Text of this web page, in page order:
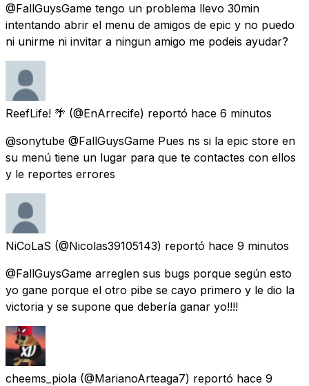
@FallGuysGame tengo un problema llevo 30min
intentando abrir el menu de amigos de epic y no puedo
ni unirme ni invitar a ningun amigo me podeis ayudar?
ReefLife! 🌴 (@EnArrecife) reportó hace 6 minutos
@sonytube @FallGuysGame Pues ns si la epic store en
su menú tiene un lugar para que te contactes con ellos
y le reportes errores
NiCoLaS (@Nicolas39105143) reportó hace 9 minutos
@FallGuysGame arreglen sus bugs porque según esto
yo gane porque el otro pibe se cayo primero y le dio la
victoria y se supone que debería ganar yo!!!!
cheems_piola (@MarianoArteaga7) reportó hace 9